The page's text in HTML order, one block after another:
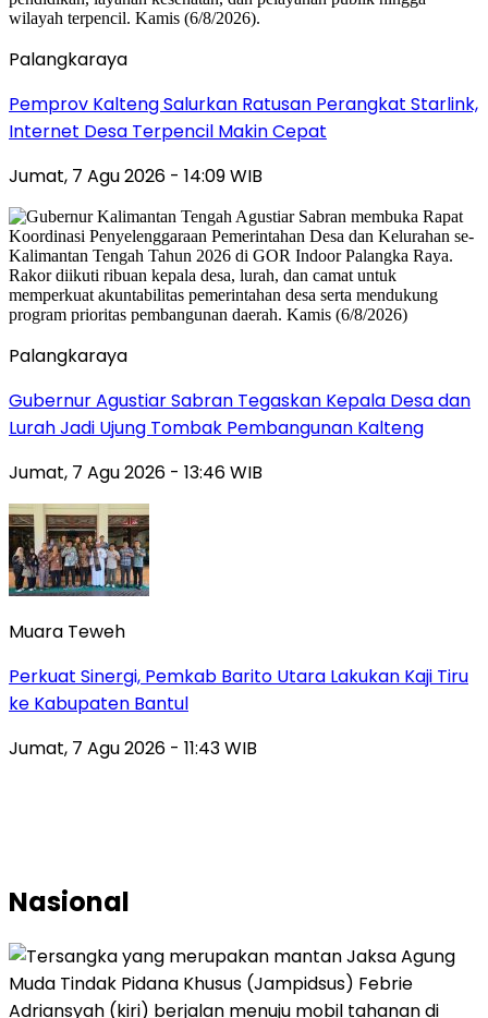
Palangkaraya
Pemprov Kalteng Salurkan Ratusan Perangkat Starlink,
Internet Desa Terpencil Makin Cepat
Jumat, 7 Agu 2026 - 14:09 WIB
Palangkaraya
Gubernur Agustiar Sabran Tegaskan Kepala Desa dan
Lurah Jadi Ujung Tombak Pembangunan Kalteng
Jumat, 7 Agu 2026 - 13:46 WIB
Muara Teweh
Perkuat Sinergi, Pemkab Barito Utara Lakukan Kaji Tiru
ke Kabupaten Bantul
Jumat, 7 Agu 2026 - 11:43 WIB
Nasional